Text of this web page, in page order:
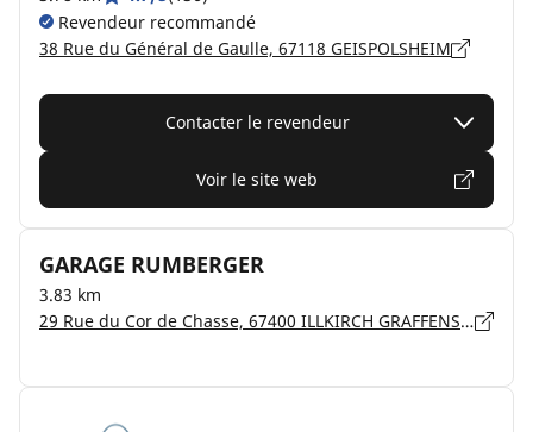
Revendeur recommandé
38 Rue du Général de Gaulle, 67118 GEISPOLSHEIM
Contacter le revendeur
Voir le site web
GARAGE RUMBERGER
3.83 km
29 Rue du Cor de Chasse, 67400 ILLKIRCH GRAFFENSTADEN